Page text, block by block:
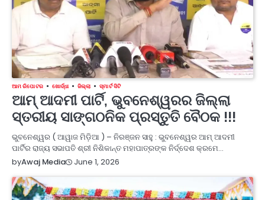
ଆମ ରିପୋଟର ଖୋର୍ଦ୍ଧା ଜିଲ୍ଲା ସ୍ମାର୍ଟ ସିଟି
ଆମ୍ ଆଦମୀ ପାର୍ଟି, ଭୁବନେଶ୍ୱରର ଜିଲ୍ଲା
ସ୍ତରୀୟ ସାଙ୍ଗଠନିକ ପ୍ରସ୍ତୁତି ବୈଠକ !!!
ଭୁବନେଶ୍ୱର ( ଆୱାଜ ମିଡ଼ିଆ ) – ନିରଞ୍ଜନ ସାହୁ : ଭୁବନେଶ୍ୱର ଆମ୍ ଆଦମୀ
ପାର୍ଟିର ରାଜ୍ୟ ସଭାପତି ଶ୍ରୀ ନିଶିକାନ୍ତ ମହାପାତ୍ରଙ୍କ ନିର୍ଦ୍ଦେଶ କ୍ରମେ…
byAwaj Media June 1, 2026